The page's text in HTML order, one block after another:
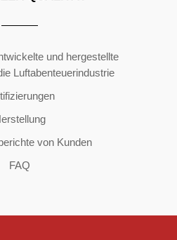
und hergestellte
Luftabenteuerindustrie
von Kunden
FAQ